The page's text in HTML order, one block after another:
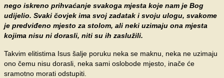
nego iskreno prihvaćanje svakoga mjesta koje nam je Bog
udijelio. Svaki čovjek ima svoj zadatak i svoju ulogu, svakome
je predviđeno mjesto za stolom, ali neki uzimaju ona mjesta
kojima nisu ni dorasli, niti su ih zaslužili.
Takvim elitistima Isus šalje poruku neka se maknu, neka ne uzimaju
ono čemu nisu dorasli, neka sami oslobode mjesto, inače će
sramotno morati odstupiti.